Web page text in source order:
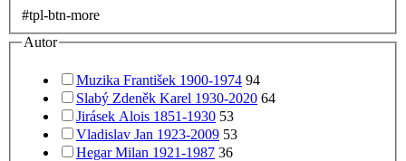
#tpl-btn-more
Autor
Muzika František 1900-1974 94
Slabý Zdeněk Karel 1930-2020 64
Jirásek Alois 1851-1930 53
Vladislav Jan 1923-2009 53
Hegar Milan 1921-1987 36